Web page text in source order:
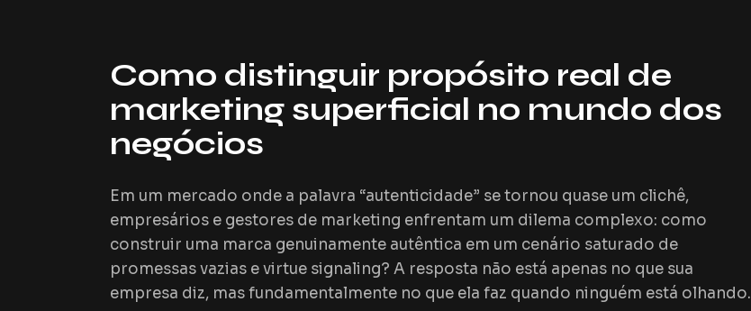
Como distinguir propósito real de
marketing superficial no mundo dos
negócios
Em um mercado onde a palavra “autenticidade” se tornou quase um clichê,
empresários e gestores de marketing enfrentam um dilema complexo: como
construir uma marca genuinamente autêntica em um cenário saturado de
promessas vazias evirtue signaling? A resposta não está apenas no que sua
empresa diz, mas fundamentalmente no que ela faz quando ninguém está olhando.